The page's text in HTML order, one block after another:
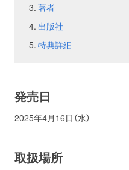
著者
出版社
特典詳細
発売日
2025年4月16日（水）
取扱場所